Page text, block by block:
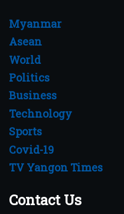
Myanmar
Asean
World
Politics
Business
Technology
Sports
Covid-19
TV Yangon Times
Contact Us